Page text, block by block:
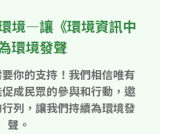
境—讓《環境資訊中
環境發聲
你的支持！我們相信唯有
成民眾的參與和行動，邀
列，讓我們持續為環境發
聲。